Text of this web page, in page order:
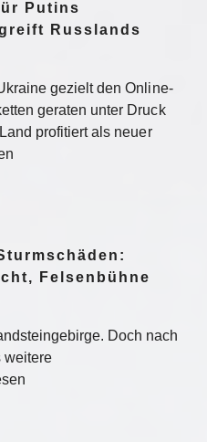
Putins
Russlands
gezielt den Online-
geraten unter Druck
profitiert als neuer
Felsenbühne
Doch nach
weitere